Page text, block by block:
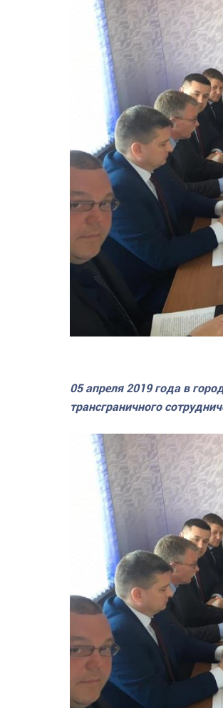
Большая африканская экспедиция
Укрепление духовно-нравственных
События в России и мире
05 апреля 2019 года в
трансграничного